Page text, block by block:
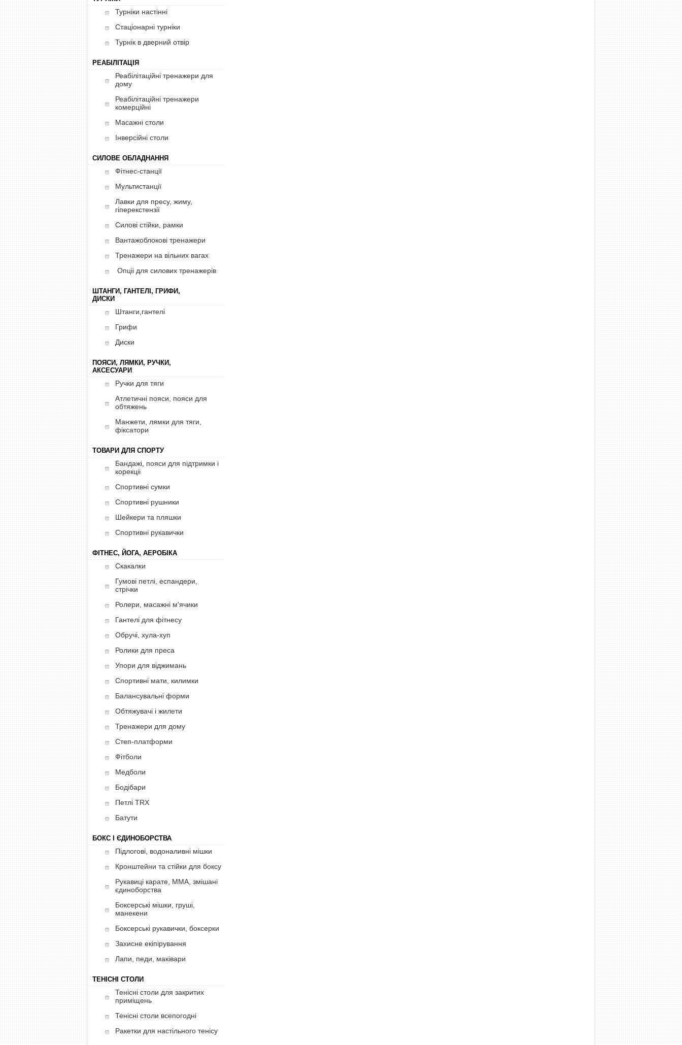
Турніки настінні
Стаціонарні турніки
Турнік в дверний отвір
РЕАБІЛІТАЦІЯ
Реабілітаційні тренажери для
дому
Реабілітаційні тренажери
комерційні
Масажні столи
Інверсійні столи
СИЛОВЕ ОБЛАДНАННЯ
Фітнес-станції
Мультистанції
Лавки для пресу, жиму,
гіперекстензії
Силові стійки, рамки
Вантажоблокові тренажери
Тренажери на вільних вагах
Опціі для силових тренажерів
ШТАНГИ, ГАНТЕЛІ, ГРИФИ,
ДИСКИ
Штанги,гантелі
Грифи
Диски
ПОЯСИ, ЛЯМКИ, РУЧКИ,
АКСЕСУАРИ
Ручки для тяги
Атлетичні пояси, пояси для
обтяжень
Манжети, лямки для тяги,
фіксатори
ТОВАРИ ДЛЯ СПОРТУ
Бандажі, пояси для підтримки і
корекціі
Спортивні сумки
Спортивні рушники
Шейкери та пляшки
Спортивні рукавички
ФІТНЕС, ЙОГА, АЕРОБІКА
Скакалки
Гумові петлі, еспандери,
стрічки
Ролери, масажні м'ячики
Гантелі для фітнесу
Обручі, хула-хуп
Ролики для преса
Упори для віджимань
Спортивні мати, килимки
Балансувальні форми
Обтяжувачі і жилети
Тренажери для дому
Степ-платформи
Фітболи
Медболи
Бодібари
Петлі TRX
Батути
БОКС І ЄДИНОБОРСТВА
Підлогові, водоналивні мішки
Кронштейни та стійки для боксу
Рукавиці карате, ММА, змішані
єдиноборства
Боксерські мішки, груші,
манекени
Боксерські рукавички, боксерки
Захисне екіпірування
Лапи, педи, маківари
ТЕНІСНІ СТОЛИ
Тенісні столи для закритих
приміщень
Тенісні столи всепогодні
Ракетки для настільного тенісу